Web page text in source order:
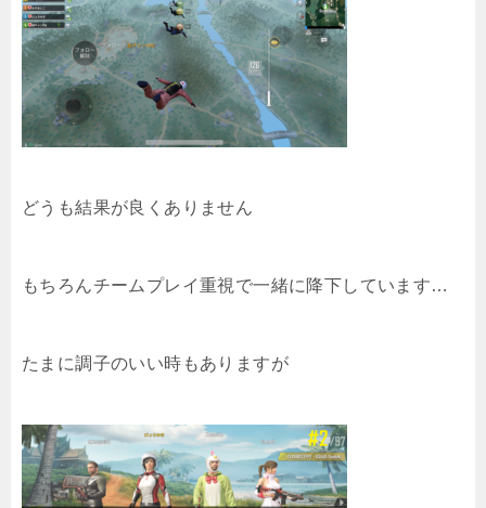
どうも結果が良くありません
もちろんチームプレイ重視で一緒に降下しています…
たまに調子のいい時もありますが